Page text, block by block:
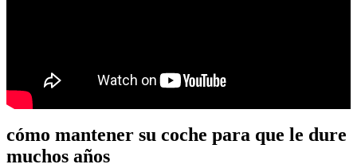
cómo mantener su coche para que le dure
muchos años